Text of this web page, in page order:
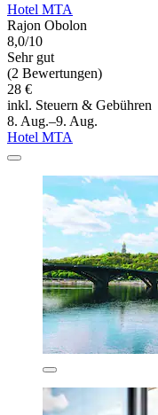
Hotel MTA
Rajon Obolon
8,0/10
Sehr gut
(2 Bewertungen)
28 €
inkl. Steuern & Gebühren
8. Aug.–9. Aug.
Hotel MTA